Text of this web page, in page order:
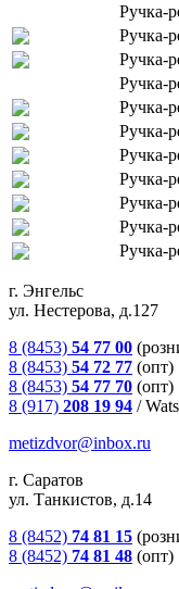
Ручка-
Ручка-
Ручка-
Ручка-
Ручка-
Ручка-
Ручка-
Ручка-
Ручка-
Ручка-
Ручка-
г. Энгельс
ул. Нестерова, д.127
8 (8453) 54 77 00
8 (8453) 54 72 77 (опт)
8 (8453) 54 77 70 (опт)
8 (917) 208 19 94 /
metizdvor@inbox.ru
г. Саратов
ул. Танкистов, д.14
8 (8452) 74 81 15
8 (8452) 74 81 48 (опт)